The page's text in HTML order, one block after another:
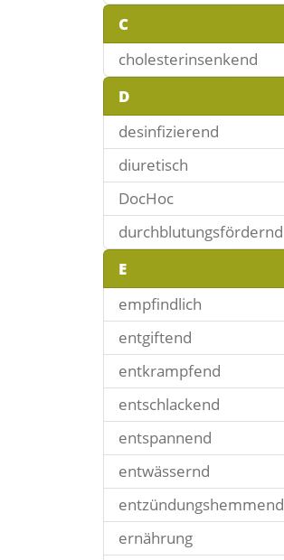
C
cholesterinsenkend
D
desinfizierend
diuretisch
DocHoc
durchblutungsfördernd
E
empfindlich
entgiftend
entkrampfend
entschlackend
entspannend
entwässernd
entzündungshemmend
ernährung